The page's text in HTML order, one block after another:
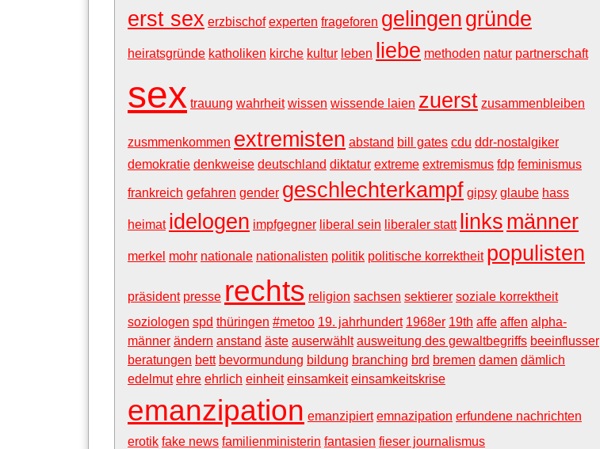
erst sex erzbischof experten frageforen gelingen gründe
heiratsgründe katholiken kirche kultur leben liebe methoden natur partnerschaft
sex trauung wahrheit wissen wissende laien zuerst zusammenbleiben
zusmmenkommen extremisten abstand bill gates cdu ddr-nostalgiker
demokratie denkweise deutschland diktatur extreme extremismus fdp feminismus
frankreich gefahren gender geschlechterkampf gipsy glaube hass
heimat idelogen impfgegner liberal sein liberaler statt links männer
merkel mohr nationale nationalisten politik politische korrektheit populisten
präsident presse rechts religion sachsen sektierer soziale korrektheit
soziologen spd thüringen #metoo 19. jahrhundert 1968er 19th affe affen alpha-
männer ändern anstand äste auserwählt ausweitung des gewaltbegriffs beeinflusser
beratungen bett bevormundung bildung branching brd bremen damen dämlich
edelmut ehre ehrlich einheit einsamkeit einsamkeitskrise
emanzipation emanzipiert emnazipation erfundene nachrichten
erotik fake news familienministerin fantasien fieser journalismus